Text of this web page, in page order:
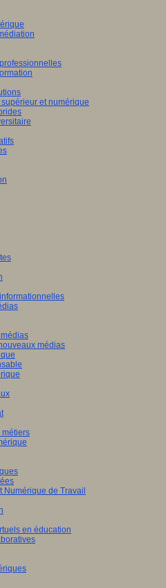
et numérique
médias
métiers
Numérique de Travail
en éducation